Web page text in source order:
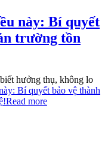
này: Bí quyết
trường tồn
hưởng thụ, không lo
Bí quyết bảo vệ thành
Read more